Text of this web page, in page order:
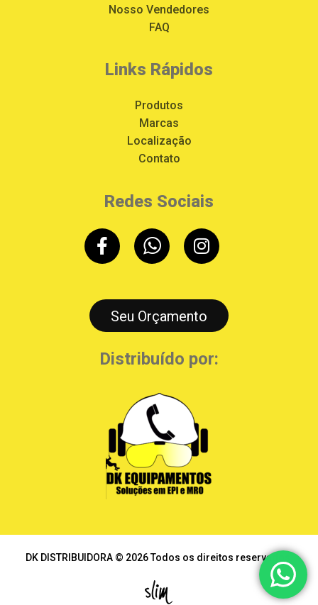
Nosso Vendedores
FAQ
Links Rápidos
Produtos
Marcas
Localização
Contato
Redes Sociais
Seu Orçamento
Distribuído por:
DK DISTRIBUIDORA © 2026 Todos os direitos reservados.